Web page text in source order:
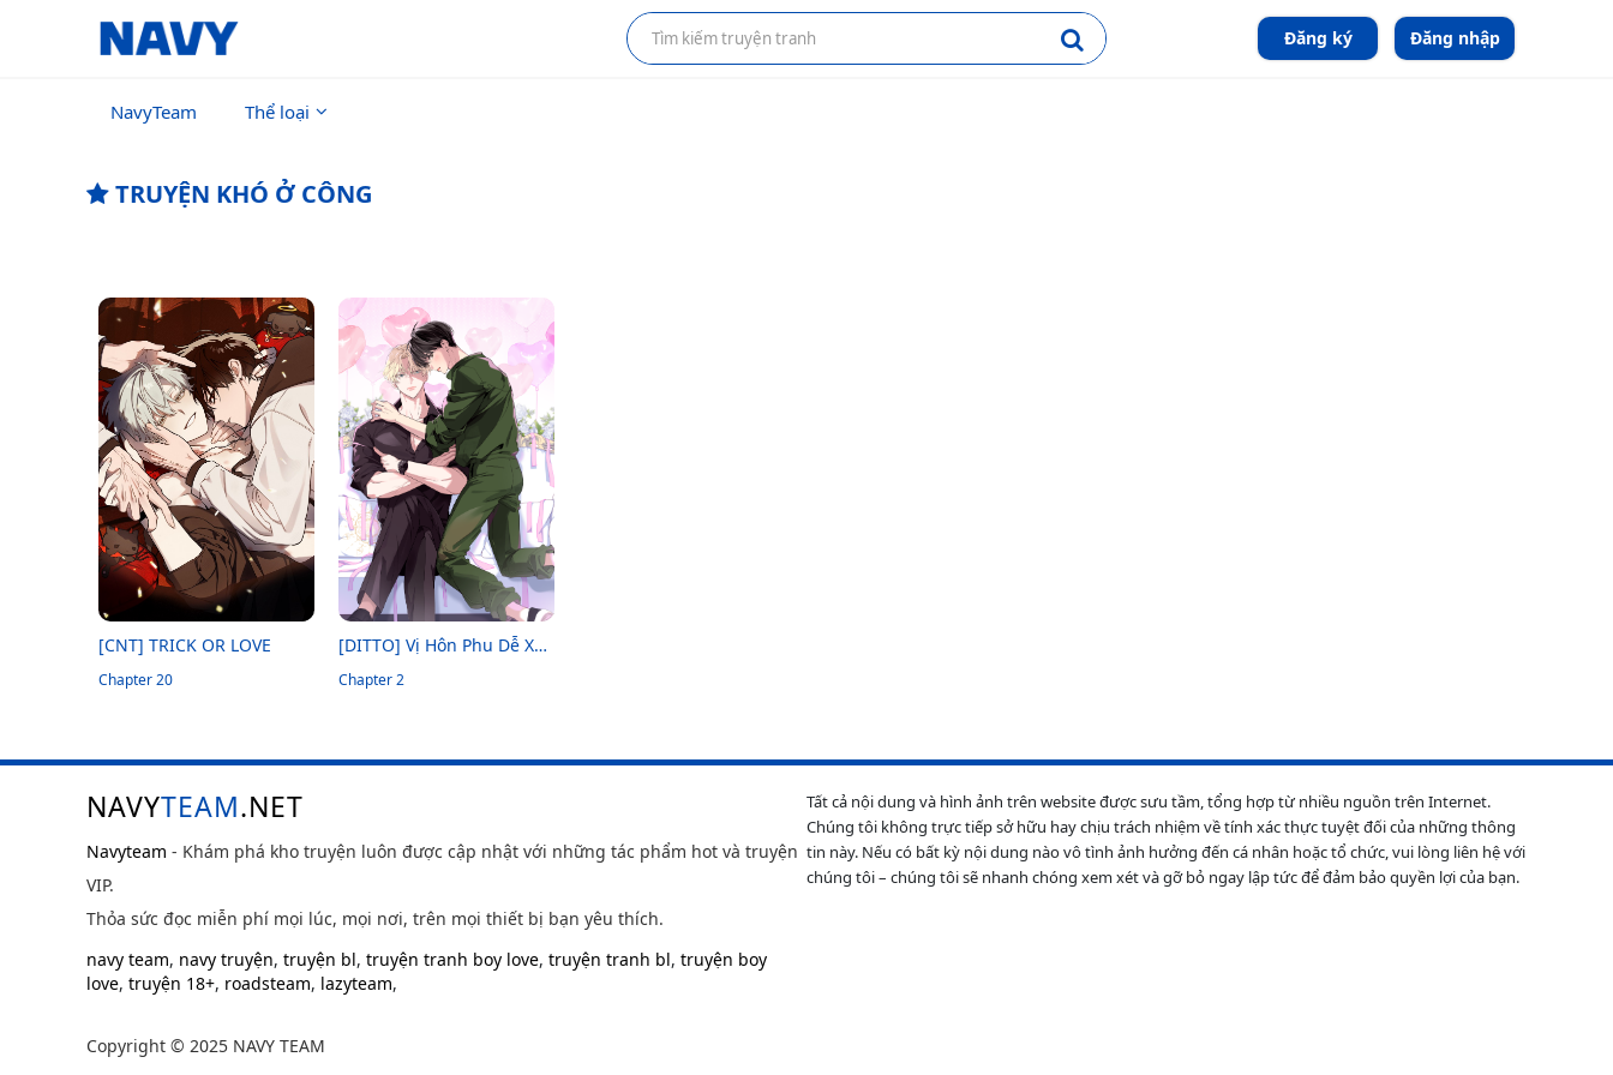
Đăng ký Đăng nhập
NavyTeam Thể loại
TRUYỆN KHÓ Ở CÔNG
[CNT] TRICK OR LOVE
Chapter 20
[DITTO] Vị Hôn Phu Dễ Xấu
Hổ Của Tôi
Chapter 2
NAVYTEAM.NET
Navyteam - Khám phá kho truyện luôn được cập nhật với những tác phẩm hot và truyện
VIP.
Thỏa sức đọc miễn phí mọi lúc, mọi nơi, trên mọi thiết bị bạn yêu thích.
navy team, navy truyện, truyện bl, truyện tranh boy love, truyện tranh bl, truyện boy
love, truyện 18+, roadsteam, lazyteam,
Copyright © 2025 NAVY TEAM
Tất cả nội dung và hình ảnh trên website được sưu tầm, tổng hợp từ nhiều nguồn trên Internet.
Chúng tôi không trực tiếp sở hữu hay chịu trách nhiệm về tính xác thực tuyệt đối của những thông
tin này. Nếu có bất kỳ nội dung nào vô tình ảnh hưởng đến cá nhân hoặc tổ chức, vui lòng liên hệ với
chúng tôi – chúng tôi sẽ nhanh chóng xem xét và gỡ bỏ ngay lập tức để đảm bảo quyền lợi của bạn.